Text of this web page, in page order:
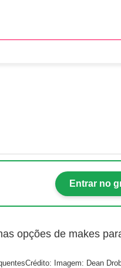
Entrar no
Crédito: Imagem: Dean